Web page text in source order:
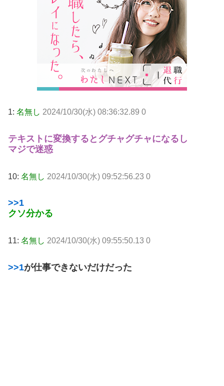
1: 名無し 2024/10/30(水) 08:36:32.89 0
テキストに変換するとグチャグチャになるし
マジで迷惑
10: 名無し 2024/10/30(水) 09:52:56.23 0
>>1
クソ分かる
11: 名無し 2024/10/30(水) 09:55:50.13 0
>>1が仕事できないだけだった